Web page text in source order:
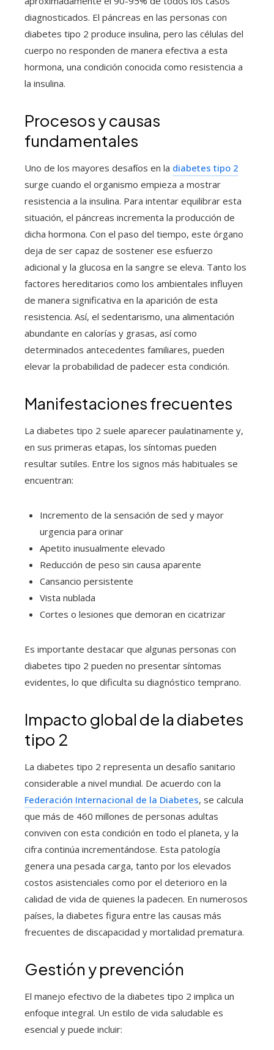
diagnosticados. El páncreas en las personas con
diabetes tipo 2 produce insulina, pero las células del
cuerpo no responden de manera efectiva a esta
hormona, una condición conocida como resistencia a
la insulina.
Procesos y causas
fundamentales
Uno de los mayores desafíos en la diabetes tipo 2
surge cuando el organismo empieza a mostrar
resistencia a la insulina. Para intentar equilibrar esta
situación, el páncreas incrementa la producción de
dicha hormona. Con el paso del tiempo, este órgano
deja de ser capaz de sostener ese esfuerzo
adicional y la glucosa en la sangre se eleva. Tanto los
factores hereditarios como los ambientales influyen
de manera significativa en la aparición de esta
resistencia. Así, el sedentarismo, una alimentación
abundante en calorías y grasas, así como
determinados antecedentes familiares, pueden
elevar la probabilidad de padecer esta condición.
Manifestaciones frecuentes
La diabetes tipo 2 suele aparecer paulatinamente y,
en sus primeras etapas, los síntomas pueden
resultar sutiles. Entre los signos más habituales se
encuentran:
Incremento de la sensación de sed y mayor
urgencia para orinar
Apetito inusualmente elevado
Reducción de peso sin causa aparente
Cansancio persistente
Vista nublada
Cortes o lesiones que demoran en cicatrizar
Es importante destacar que algunas personas con
diabetes tipo 2 pueden no presentar síntomas
evidentes, lo que dificulta su diagnóstico temprano.
Impacto global de la diabetes
tipo 2
La diabetes tipo 2 representa un desafío sanitario
considerable a nivel mundial. De acuerdo con la
Federación Internacional de la Diabetes, se calcula
que más de 460 millones de personas adultas
conviven con esta condición en todo el planeta, y la
cifra continúa incrementándose. Esta patología
genera una pesada carga, tanto por los elevados
costos asistenciales como por el deterioro en la
calidad de vida de quienes la padecen. En numerosos
países, la diabetes figura entre las causas más
frecuentes de discapacidad y mortalidad prematura.
Gestión y prevención
El manejo efectivo de la diabetes tipo 2 implica un
enfoque integral. Un estilo de vida saludable es
esencial y puede incluir: